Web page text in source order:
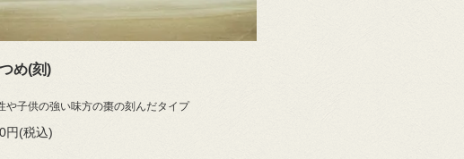
め(刻)
や子供の強い味方の棗の刻んだタイプ
円(税込)